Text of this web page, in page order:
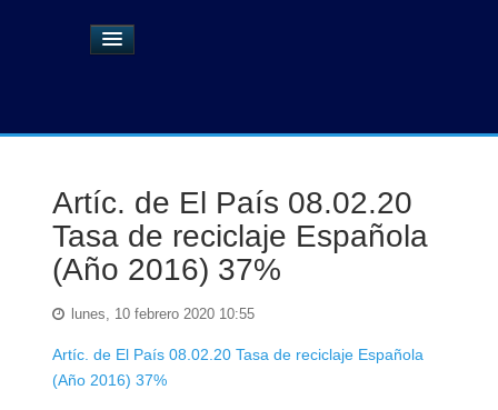
Artíc. de El País 08.02.20
Tasa de reciclaje Española
(Año 2016) 37%
lunes, 10 febrero 2020 10:55
Artíc. de El País 08.02.20 Tasa de reciclaje Española
(Año 2016) 37%